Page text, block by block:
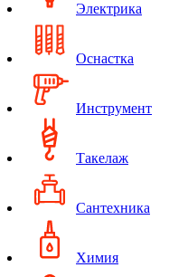
Электрика
Оснастка
Инструмент
Такелаж
Сантехника
Химия